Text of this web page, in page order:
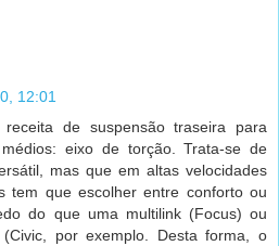
12:01
de suspensão traseira para
eixo de torção. Trata-se de
mas que em altas velocidades
tem que escolher entre conforto ou
do que uma multilink (Focus) ou
(Civic, por exemplo. Desta forma, o